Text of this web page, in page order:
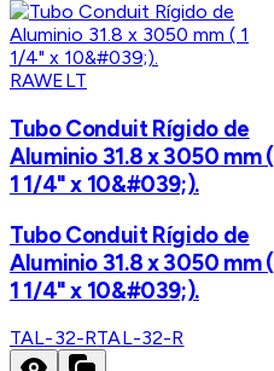
RAWELT
Tubo Conduit Rígido de
Aluminio 31.8 x 3050 mm (
1 1/4" x 10&#039;).
Tubo Conduit Rígido de
Aluminio 31.8 x 3050 mm (
1 1/4" x 10&#039;).
TAL-32-RTAL-32-R